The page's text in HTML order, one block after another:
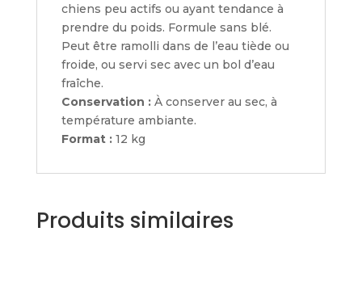
chiens peu actifs ou ayant tendance à
prendre du poids. Formule sans blé.
Peut être ramolli dans de l’eau tiède ou
froide, ou servi sec avec un bol d’eau
fraîche.
Conservation :À conserver au sec, à
température ambiante.
Format :12 kg
Produits similaires